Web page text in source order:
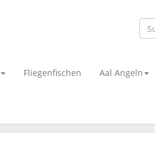
Fliegenfischen Aal Angeln